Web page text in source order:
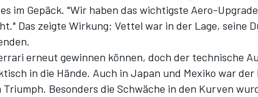
im Gepäck. "Wir haben das wichtigste Aero-
Das zeigte Wirkung: Vettel war in der Lage, seine
erneut gewinnen können, doch der technische
in die Hände. Auch in Japan und Mexiko war der
Triumph. Besonders die Schwäche in den Kurven